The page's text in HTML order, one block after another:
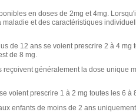
en doses de 2mg et 4mg.
et des caractéristiques
de 12 ans se voient prescrire 2 à 4 mg
de 8 mg.
reçoivent généralement la dose unique
voient prescrire 1 à 2 mg toutes les 6 à
enfants de moins de 2 ans